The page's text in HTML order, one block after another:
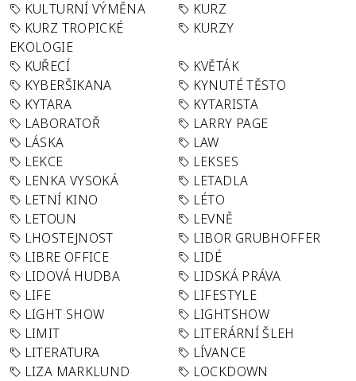
KULTURNÍ VÝMĚNA
KURZ
KURZ TROPICKÉ
EKOLOGIE
KURZY
KUŘECÍ
KVĚTÁK
KYBERŠIKANA
KYNUTÉ TĚSTO
KYTARA
KYTARISTA
LABORATOŘ
LARRY PAGE
LÁSKA
LAW
LEKCE
LEKSES
LENKA VYSOKÁ
LETADLA
LETNÍ KINO
LÉTO
LETOUN
LEVNĚ
LHOSTEJNOST
LIBOR GRUBHOFFER
LIBRE OFFICE
LIDÉ
LIDOVÁ HUDBA
LIDSKÁ PRÁVA
LIFE
LIFESTYLE
LIGHT SHOW
LIGHTSHOW
LIMIT
LITERÁRNÍ ŠLEH
LITERATURA
LÍVANCE
LIZA MARKLUND
LOCKDOWN